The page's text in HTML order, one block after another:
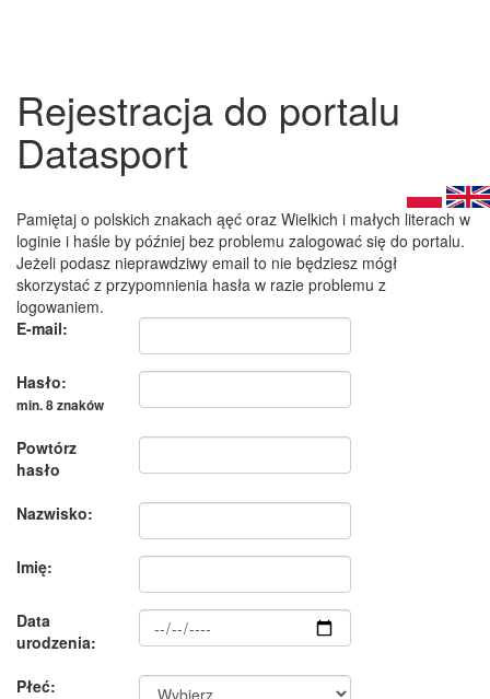
Rejestracja do portalu
Datasport
Pamiętaj o polskich znakach ąęć oraz Wielkich i małych literach w
loginie i haśle by później bez problemu zalogować się do portalu.
Jeżeli podasz nieprawdziwy email to nie będziesz mógł
skorzystać z przypomnienia hasła w razie problemu z
logowaniem.
E-mail:
Hasło:
min. 8 znaków
Powtórz
hasło
Nazwisko:
Imię:
Data
urodzenia:
Płeć: